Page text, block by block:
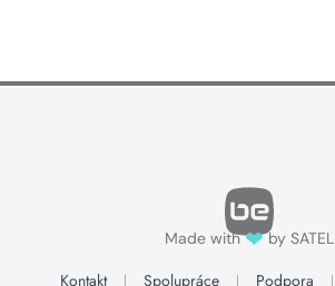
Made with❤by SATEL
Kontakt Spolupráce Podpora